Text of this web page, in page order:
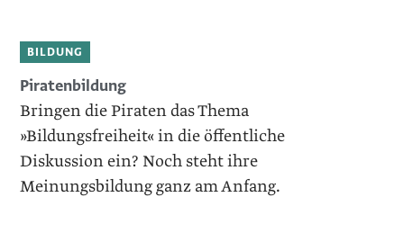
BILDUNG
Piratenbildung
Bringen die Piraten das Thema
»Bildungsfreiheit« in die öffentliche
Diskussion ein? Noch steht ihre
Meinungsbildung ganz am Anfang.